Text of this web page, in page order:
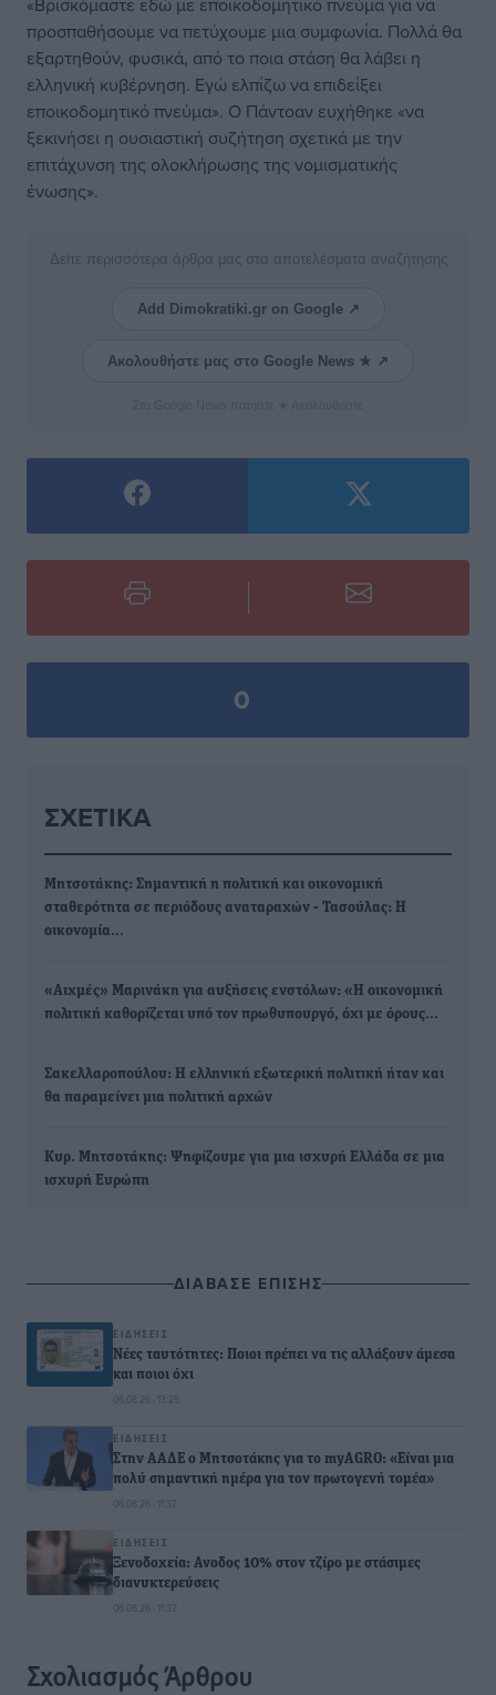
προσπαθήσουμε να πετύχουμε μια συμφωνία. Πολλά θα
εξαρτηθούν, φυσικά, από το ποια στάση θα λάβει η
ελληνική κυβέρνηση. Εγώ ελπίζω να επιδείξει
εποικοδομητικό πνεύμα». Ο Πάντοαν ευχήθηκε «να
ξεκινήσει η ουσιαστική συζήτηση σχετικά με την
επιτάχυνση της ολοκλήρωσης της νομισματικής
ένωσης».
Δείτε περισσότερα άρθρα μας στα αποτελέσματα αναζήτησης
Add Dimokratiki.gr on Google ↗
Ακολουθήστε μας στο Google News ★ ↗
0
ΣΧΕΤΙΚΆ
Μητσοτάκης: Σημαντική η πολιτική και οικονομική
σταθερότητα σε περιόδους αναταραχών - Τασούλας: Η
οικονομία…
«Αιχμές» Μαρινάκη για αυξήσεις ενστόλων: «Η οικονομική
πολιτική καθορίζεται υπό τον πρωθυπουργό, όχι με όρους…
Σακελλαροπούλου: Η ελληνική εξωτερική πολιτική ήταν και
θα παραμείνει μια πολιτική αρχών
Κυρ. Μητσοτάκης: Ψηφίζουμε για μια ισχυρή Ελλάδα σε μια
ισχυρή Ευρώπη
ΔΙΑΒΑΣΕ ΕΠΙΣΗΣ
ΕΙΔΉΣΕΙΣ
Νέες ταυτότητες: Ποιοι πρέπει να τις αλλάξουν άμεσα
και ποιοι όχι
06.08.26 · 13:25
ΕΙΔΉΣΕΙΣ
Στην ΑΑΔΕ ο Μητσοτάκης για το myAGRO: «Είναι μια
πολύ σημαντική ημέρα για τον πρωτογενή τομέα»
06.08.26 · 11:37
ΕΙΔΉΣΕΙΣ
Ξενοδοχεία: Ανοδος 10% στον τζίρο με στάσιμες
διανυκτερεύσεις
06.08.26 · 11:32
Σχολιασμός Άρθρου